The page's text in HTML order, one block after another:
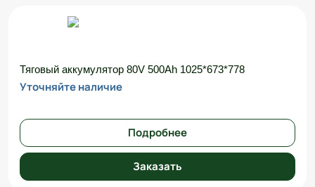
Тяговый аккумулятор 80V 500Ah 1025*673*778
Уточняйте наличие
Подробнее
Заказать